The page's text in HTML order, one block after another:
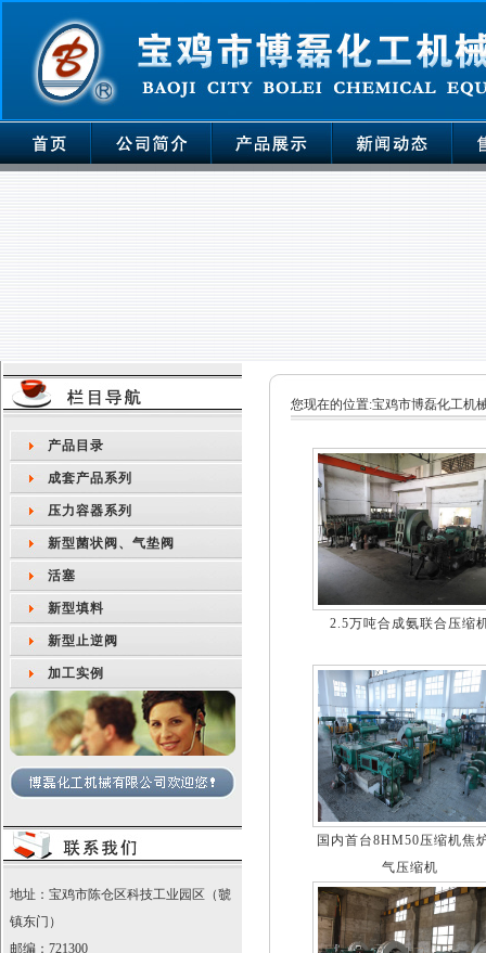
产品目录
成套产品系列
压力容器系列
新型菌状阀、气垫阀
活塞
新型填料
新型止逆阀
加工实例
地址：宝鸡市陈仓区科技工业园区（虢
镇东门）
邮编：721300
您现在的位置:宝鸡市博磊化工机
2.5万吨合成氨联合压缩
国内首台8HM50压缩机焦
气压缩机